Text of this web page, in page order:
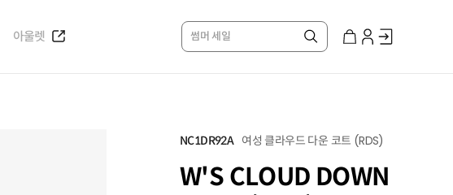
아울렛 썸머 세일
NC1DR92A 여성 클라우드 다운 코트 (RDS)
W'S CLOUD DOWN